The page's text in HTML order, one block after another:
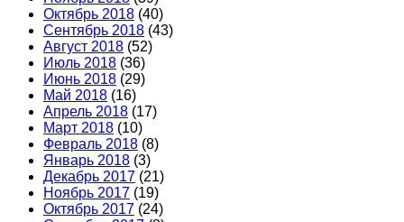
Октябрь 2018 (40)
Сентябрь 2018 (43)
Август 2018 (52)
Июль 2018 (36)
Июнь 2018 (29)
Май 2018 (16)
Апрель 2018 (17)
Март 2018 (10)
Февраль 2018 (8)
Январь 2018 (3)
Декабрь 2017 (21)
Ноябрь 2017 (19)
Октябрь 2017 (24)